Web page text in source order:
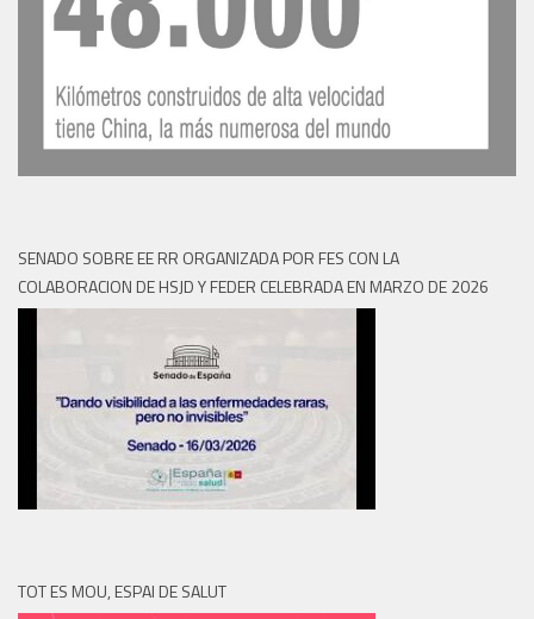
SENADO SOBRE EE RR ORGANIZADA POR FES CON LA
COLABORACION DE HSJD Y FEDER CELEBRADA EN MARZO DE 2026
TOT ES MOU, ESPAI DE SALUT